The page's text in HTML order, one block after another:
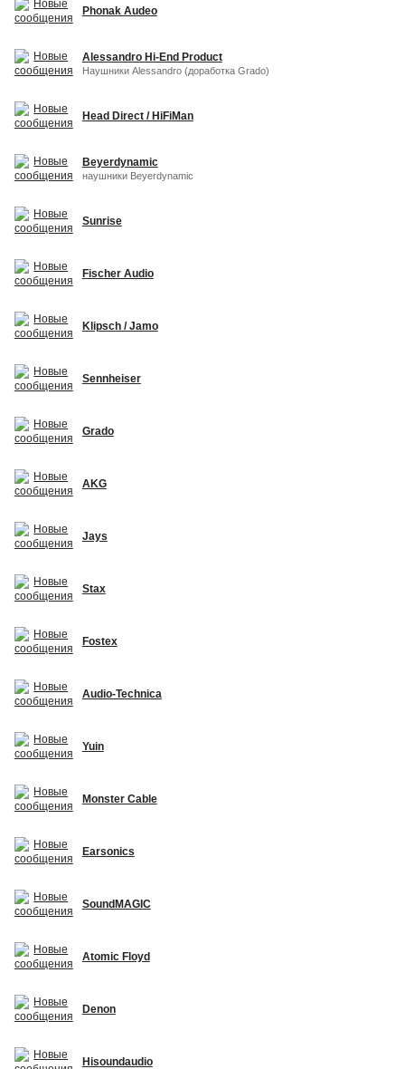
Phonak Audeo
Alessandro Hi-End Product
Наушники Alessandro (доработка Grado)
Head Direct / HiFiMan
Beyerdynamic
наушники Beyerdynamic
Sunrise
Fischer Audio
Klipsch / Jamo
Sennheiser
Grado
AKG
Jays
Stax
Fostex
Audio-Technica
Yuin
Monster Cable
Earsonics
SoundMAGIC
Atomic Floyd
Denon
Hisoundaudio